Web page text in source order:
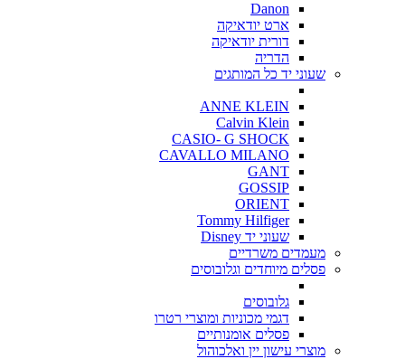
Danon
ארט יודאיקה
דורית יודאיקה
הדריה
שעוני יד כל המותגים
ANNE KLEIN
Calvin Klein
CASIO- G SHOCK
CAVALLO MILANO
GANT
GOSSIP
ORIENT
Tommy Hilfiger
שעוני יד Disney
מעמדים משרדיים
פסלים מיוחדים וגלובוסים
גלובוסים
דגמי מכוניות ומוצרי רטרו
פסלים אומנותיים
מוצרי עישון יין ואלכוהול